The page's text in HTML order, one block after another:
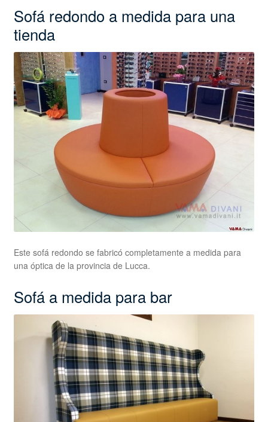
Sofá redondo a medida para una
tienda
Este sofá redondo se fabricó completamente a medida para
una óptica de la provincia de Lucca.
Sofá a medida para bar